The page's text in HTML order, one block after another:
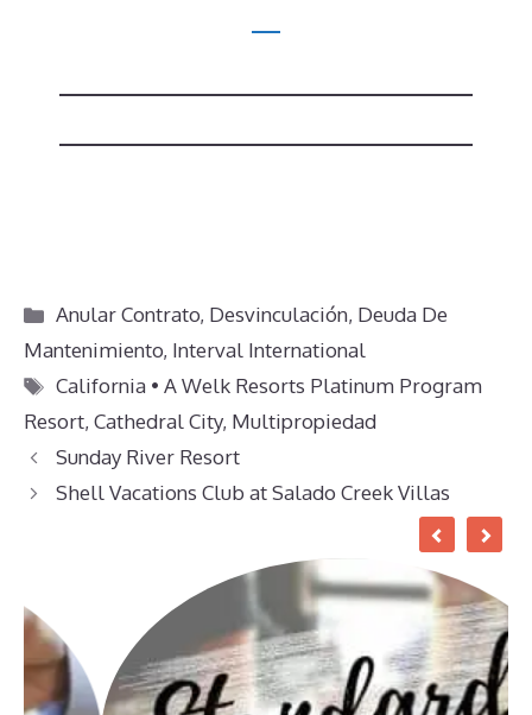
Categorías
Anular Contrato, Desvinculación, Deuda De
Mantenimiento, Interval International
Etiquetas
California • A Welk Resorts Platinum Program
Resort, Cathedral City, Multipropiedad
Sunday River Resort
Shell Vacations Club at Salado Creek Villas